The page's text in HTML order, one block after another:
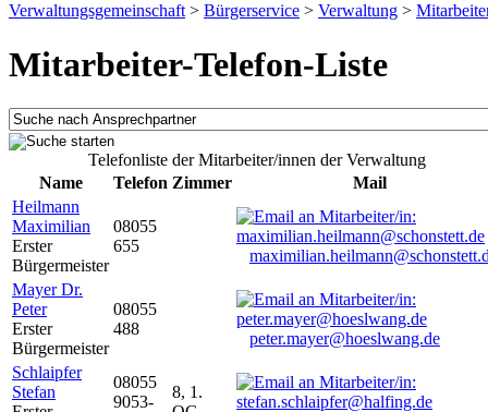
Verwaltungsgemeinschaft > Bürgerservice > Verwaltung >
Mitarbeiter-Telefon-Liste
Telefonliste der Mitarbeiter/innen der Verwaltung
Name
Telefon Zimmer
Mail
Heilmann
Maximilian
Erster
Bürgermeister
08055
655
Mayer Dr.
Peter
Erster
Bürgermeister
08055
488
peter.mayer@hoeslwang.de
Schlaipfer
Stefan
08055
9053-
8, 1.